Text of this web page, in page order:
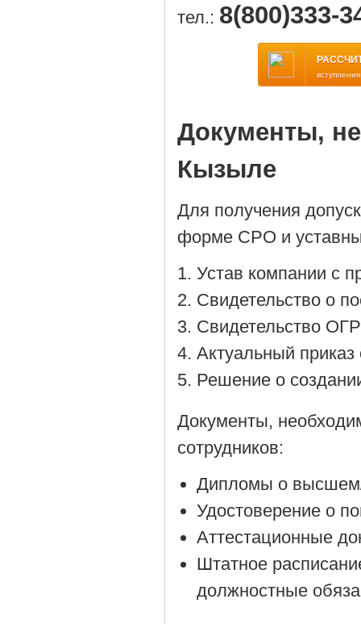
тел.: 8(800)333-
Документы,
Кызыле
Для получения
форме СРО и
Устав компании с
Cвидетельство о
Cвидетельство
Актуальный приказ
Решение о
Документы,
сотрудников:
Дипломы о
Удостоверение о
Аттестационные
Штатное
должностные